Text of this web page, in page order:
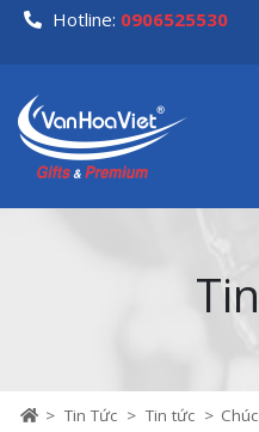
Skip
Hotline: 0906525530
> Tin Tức > Tin tức >